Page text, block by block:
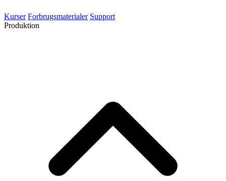
Kurser Forbrugsmaterialer Support
Produktion